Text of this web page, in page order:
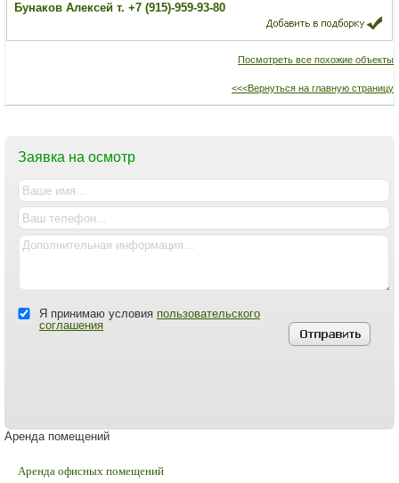
Бунаков Алексей т. +7 (915)-959-93-80
Посмотреть все похожие объекты
<<<Вернуться на главную страницу
Заявка на осмотр
Я принимаю условия пользовательского
соглашения
Аренда помещений
Аренда офисных помещений